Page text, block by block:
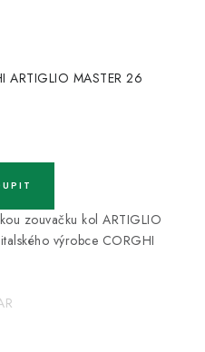
ARTIGLIO MASTER 26
zouvačku kol ARTIGLIO
výrobce CORGHI